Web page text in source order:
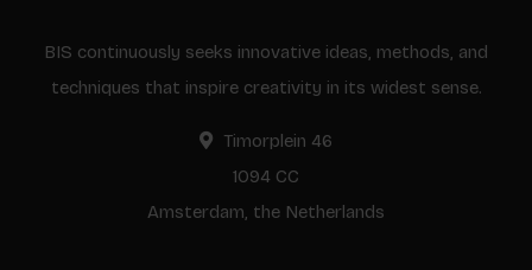
BIS continuously seeks innovative ideas, methods, and
techniques that inspire creativity in its widest sense.
Timorplein 46
1094 CC
Amsterdam, the Netherlands